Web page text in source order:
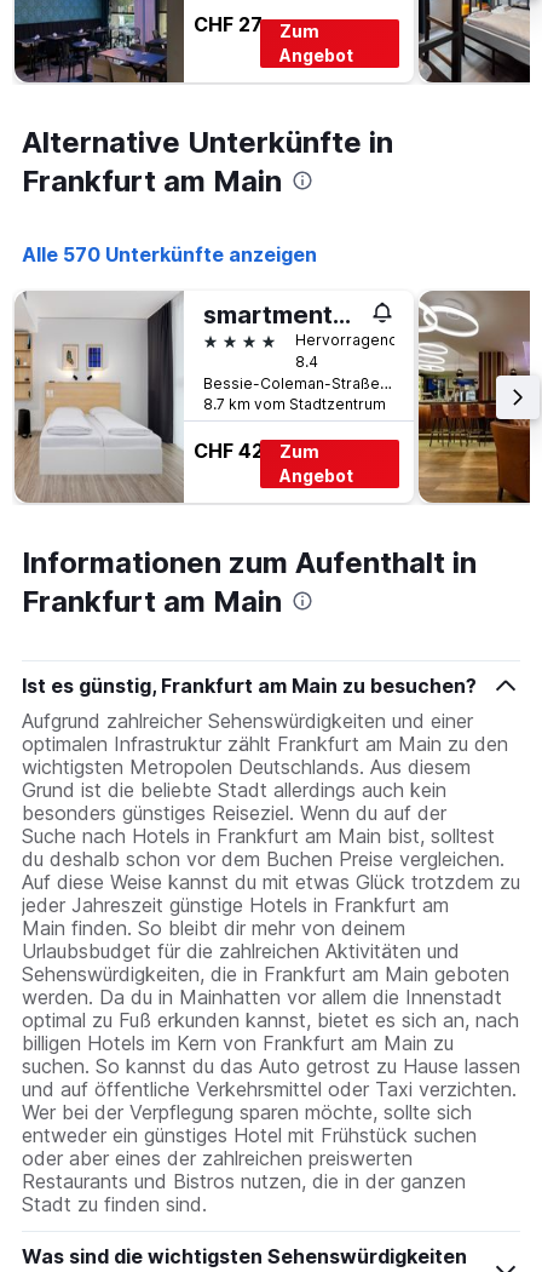
CHF 27
Zum
Angebot
Alternative Unterkünfte in
Frankfurt am Main
Alle 570 Unterkünfte anzeigen
smartments Frankfurt Airport
4 Sterne
Hervorragend
8.4
Bessie-Coleman-Straße 12, Frankfurt am Main, Hessen, Deutschland
8.7 km vom Stadtzentrum
CHF 42
Zum
Angebot
Informationen zum Aufenthalt in
Frankfurt am Main
Ist es günstig, Frankfurt am Main zu besuchen?
Aufgrund zahlreicher Sehenswürdigkeiten und einer
optimalen Infrastruktur zählt Frankfurt am Main zu den
wichtigsten Metropolen Deutschlands. Aus diesem
Grund ist die beliebte Stadt allerdings auch kein
besonders günstiges Reiseziel. Wenn du auf der
Suche nach Hotels in Frankfurt am Main bist, solltest
du deshalb schon vor dem Buchen Preise vergleichen.
Auf diese Weise kannst du mit etwas Glück trotzdem zu
jeder Jahreszeit günstige Hotels in Frankfurt am
Main finden. So bleibt dir mehr von deinem
Urlaubsbudget für die zahlreichen Aktivitäten und
Sehenswürdigkeiten, die in Frankfurt am Main geboten
werden. Da du in Mainhatten vor allem die Innenstadt
optimal zu Fuß erkunden kannst, bietet es sich an, nach
billigen Hotels im Kern von Frankfurt am Main zu
suchen. So kannst du das Auto getrost zu Hause lassen
und auf öffentliche Verkehrsmittel oder Taxi verzichten.
Wer bei der Verpflegung sparen möchte, sollte sich
entweder ein günstiges Hotel mit Frühstück suchen
oder aber eines der zahlreichen preiswerten
Restaurants und Bistros nutzen, die in der ganzen
Stadt zu finden sind.
Was sind die wichtigsten Sehenswürdigkeiten